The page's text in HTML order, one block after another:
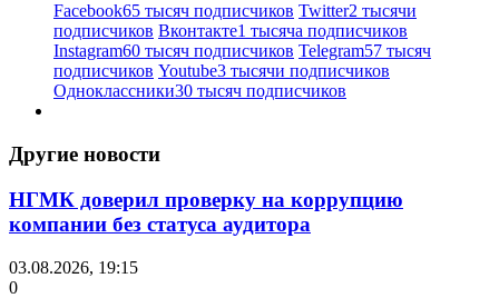
Facebook65 тысяч подписчиков Twitter2 тысячи
подписчиков Вконтакте1 тысяча подписчиков
Instagram60 тысяч подписчиков Telegram57 тысяч
подписчиков Youtube3 тысячи подписчиков
Одноклассники30 тысяч подписчиков
Другие новости
НГМК доверил проверку на коррупцию
компании без статуса аудитора
03.08.2026, 19:15
0